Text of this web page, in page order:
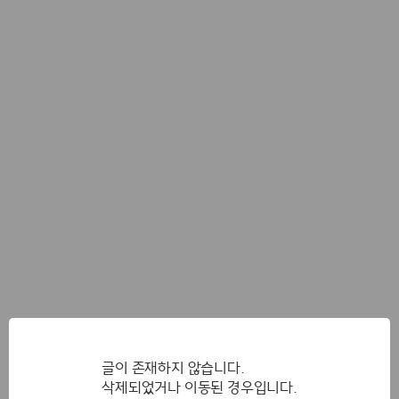
글이 존재하지 않습니다.
삭제되었거나 이동된 경우입니다.